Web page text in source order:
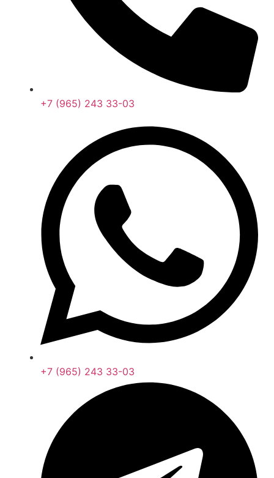
+7 (965) 243 33-03
+7 (965) 243 33-03